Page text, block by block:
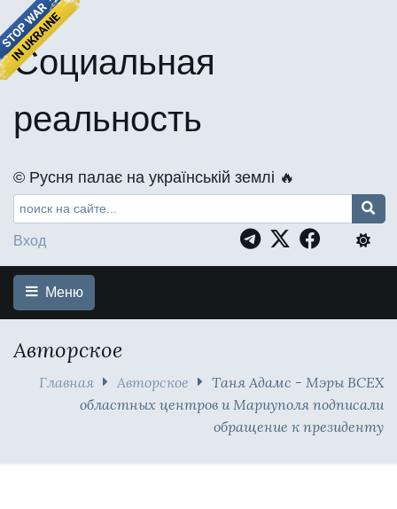
Социальная
реальность
©️ Русня палає на українській землі 🔥
Вход
Меню
Авторское
Главная Авторское
Таня Адамс - Мэры ВСЕХ
областных центров и Мариуполя подписали
обращение к президенту